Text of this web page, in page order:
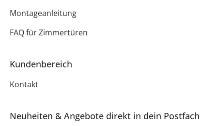
Montageanleitung
FAQ für Zimmertüren
Kundenbereich
Kontakt
Neuheiten & Angebote direkt in dein Postfach